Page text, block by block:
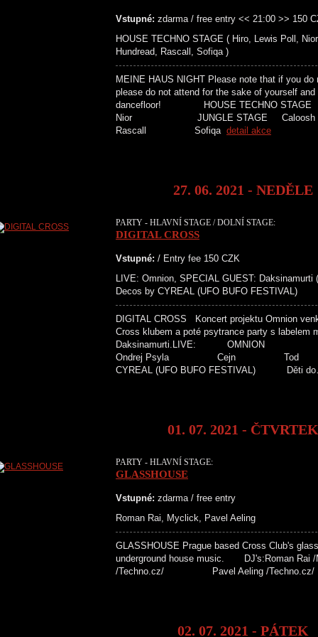
Vstupné: zdarma / free entry << 21:00 >> 150
HOUSE TECHNO STAGE ( Hiro, Lewis Poll,
Hundread, Rascall, Sofiqa )
MEINE HAUS NIGHT Please note that if you
please do not attend for the sake of yourself
dancefloor! HOUSE
Nior JUNGLE STAGE
Rascall Sofiqa detail akce
27. 06. 2021 - NEDĚLE
PARTY - HLAVNÍ STAGE / DOLNÍ STAGE:
DIGITAL CROSS
Vstupné: / Entry fee 150 CZK
LIVE: Omnion, SPECIAL GUEST:
Decos by CYREAL (UFO BUFO FESTIVAL)
DIGITAL CROSS Koncert projektu Omnion
Cross klubem a poté psytrance party s labelem
Daksinamurti.LIVE: OMNION
Ondrej Psyla Cejn
CYREAL (UFO BUFO FESTIVAL) Děti
01. 07. 2021 - ČTVRTEK
PARTY - HLAVNÍ STAGE:
GLASSHOUSE
Vstupné: zdarma / free entry
Roman Rai, Myclick, Pavel Aeling
GLASSHOUSE Prague based Cross Club's
underground house music.
/Techno.cz/ Pavel Aeling /
02. 07. 2021 - PÁTEK